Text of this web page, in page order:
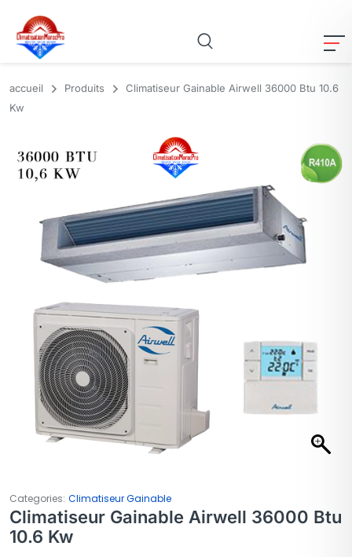
accueil Produits
Climatiseur Gainable Airwell 36000 Btu 10.6
Kw
Categories: Climatiseur Gainable
Climatiseur Gainable Airwell 36000 Btu
10.6 Kw